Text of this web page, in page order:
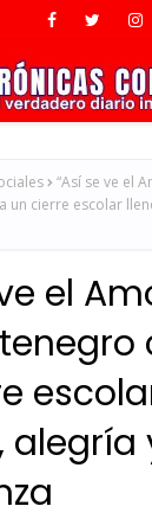
“Así se ve el
un cierre escolar
el
alegría